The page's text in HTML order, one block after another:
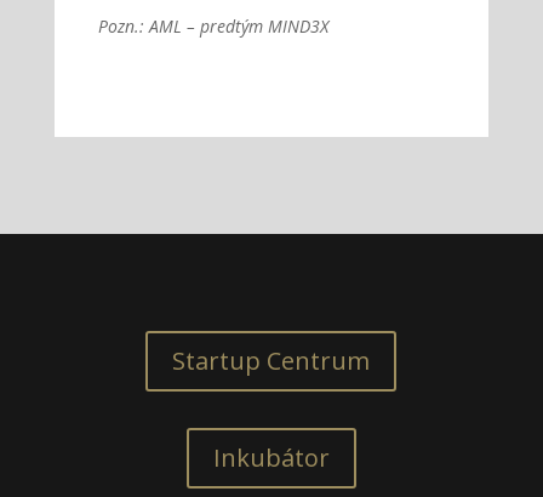
Pozn.: AML – predtým MIND3X
Startup Centrum
Inkubátor